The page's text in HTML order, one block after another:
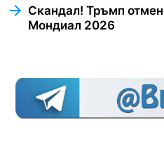
Скандал! Тръмп
Мондиал 2026